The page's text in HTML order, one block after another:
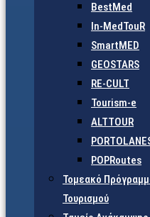
BestMed
In-MedTouR
SmartMED
GEOSTARS
RE-CULT
Tourism-e
ALTTOUR
POPRoutes
Τομεακό
Τουρισμού